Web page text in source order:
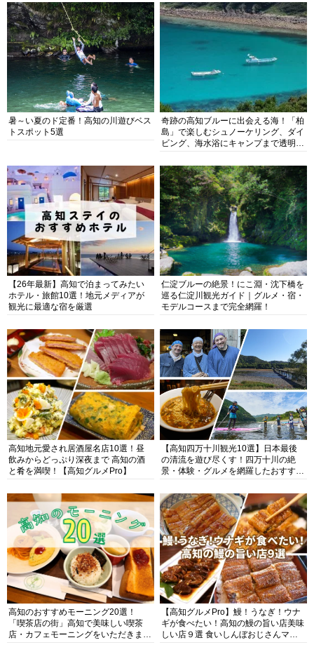
暑～い夏のド定番！高知の川遊びベス
トスポット5選
奇跡の高知ブルーに出会える海！「柏
島」で楽しむシュノーケリング、ダイ
ビング、海水浴にキャンプまで透明度
【26年最新】高知で泊まってみたい
ホテル・旅館10選！地元メディアが
観光に最適な宿を厳選
仁淀ブルーの絶景！にこ淵・沈下橋を
巡る仁淀川観光ガイド｜グルメ・宿・
モデルコースまで完全網羅！
高知地元愛され居酒屋名店10選！昼
飲みからどっぷり深夜まで 高知の酒
と肴を満喫！【高知グルメPro】
【高知四万十川観光10選】日本最後
の清流を遊び尽くす！四万十川の絶
景・体験・グルメを網羅したおすすめ
高知のおすすめモーニング20選！
「喫茶店の街」高知で美味しい喫茶
店・カフェモーニングをいただきま
【高知グルメPro】鰻！うなぎ！ウナ
ギが食べたい！高知の鰻の旨い店美味
しい店９選 食いしんぼおじさんマッ